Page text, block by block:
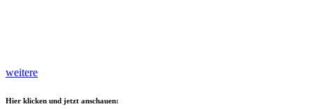
weitere
Hier klicken und jetzt anschauen: